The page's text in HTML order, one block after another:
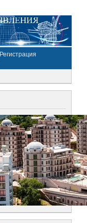
Регистрация